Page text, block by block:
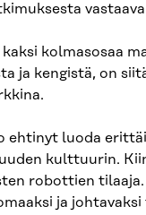
kolmasosaa
ja kengistä, on
ehtinyt luoda
kulttuurin.
robottien
ja